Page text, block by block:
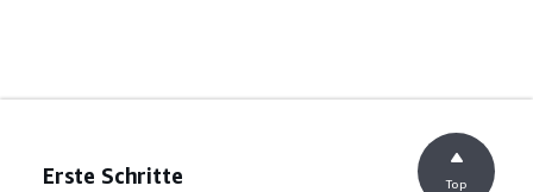
Erste Schritte Top